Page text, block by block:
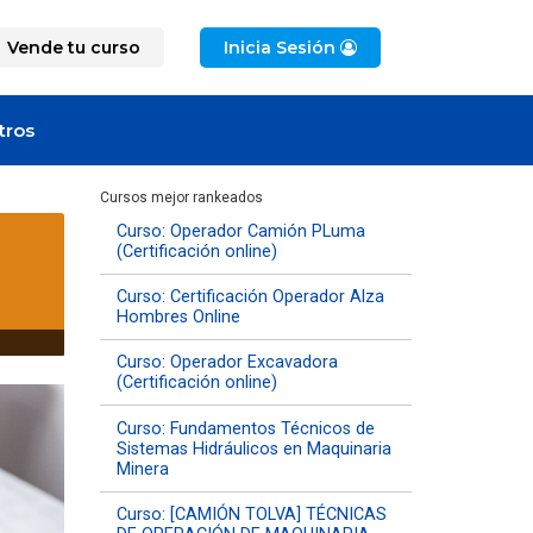
Vende tu curso Inicia Sesión
Cursos mejor rankeados
Curso: Operador Camión PLuma
(Certificación online)
Curso: Certificación Operador Alza
Hombres Online
Curso: Operador Excavadora
(Certificación online)
Curso: Fundamentos Técnicos de
Sistemas Hidráulicos en Maquinaria
Minera
Curso: [CAMIÓN TOLVA] TÉCNICAS